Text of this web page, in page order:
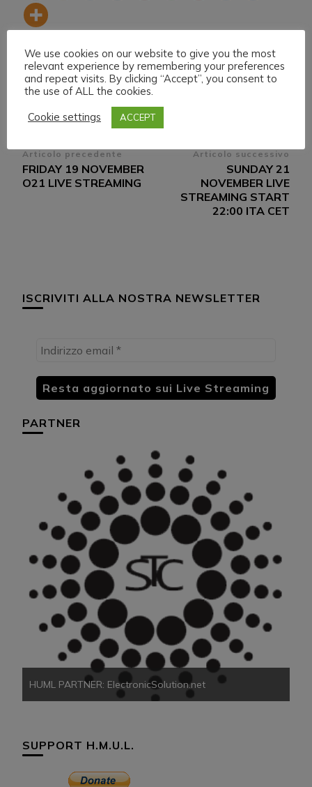
Navigazione
articoli
Articolo precedente
FRIDAY 19 NOVEMBER
O21 LIVE STREAMING
Articolo successivo
SUNDAY 21
NOVEMBER LIVE
STREAMING START
22:00 ITA CET
ISCRIVITI ALLA NOSTRA NEWSLETTER
PARTNER
HUML PARTNER: ElectronicSolution.net
SUPPORT H.M.U.L.
We use cookies on our website to give you the most
relevant experience by remembering your preferences
and repeat visits. By clicking “Accept”, you consent to
the use of ALL the cookies.
Cookie settings
ACCEPT